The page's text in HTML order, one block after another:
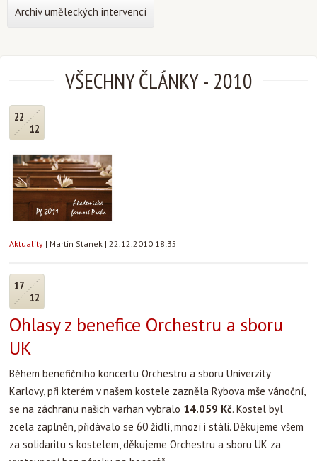
VŠECHNY ČLÁNKY- 2010
22
12
Aktuality | Martin Stanek | 22.12.2010 18:35
17
12
Ohlasy z benefice Orchestru a sboru
UK
Během benefičního koncertu Orchestru a sboru Univerzity
Karlovy, při kterém v našem kostele zazněla Rybova mše vánoční,
se na záchranu našich varhan vybralo 14.059 Kč. Kostel byl
zcela zaplněn, přidávalo se 60 židlí, mnozí i stáli. Děkujeme všem
za solidaritu s kostelem, děkujeme Orchestru a sboru UK za
Archiv uměleckých intervencí